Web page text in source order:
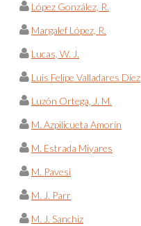
López González, R.
Margalef López, R.
Lucas, W. J.
Luis Felipe Valladares Díez
Luzón Ortega, J. M.
M. Azpilicueta Amorín
M. Estrada Miyares
M. Pavesi
M. J. Parr
M. J. Sanchiz